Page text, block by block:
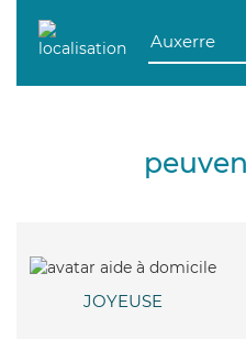
JOYEUSE